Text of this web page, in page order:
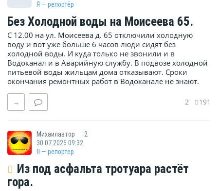
Я — репортёр
Без Холодной воды на Моисеева 65.
С 12.00 на ул. Моисеева д. 65 отключили холодную
воду и вот уже больше 6 часов люди сидят без
холодной воды. И куда только не звонили и в
Водоканал и в Аварийную службу. В подвозе холодной
питьевой воды жильцам дома отказывают. Сроки
окончания ремонтных работ в Водоканале не знают.
→ 2 191
Михаилавтор
2
30.07.2026 09:32
Я — репортёр
Из под асфальта тротуара растёт
гора.